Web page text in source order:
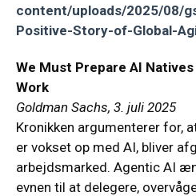
content/uploads/2025/08/
Positive-Story-of-Global-
We Must Prepare AI
Work
Goldman Sachs, 3. juli 2025
Kronikken argumenterer for,
er vokset op med AI, bliver
arbejdsmarked. Agentic AI
evnen til at delegere,